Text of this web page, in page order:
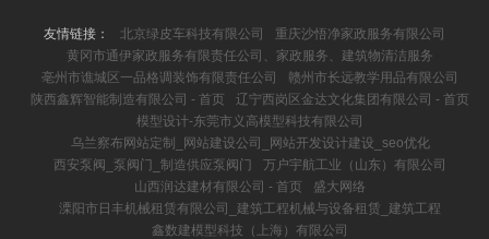
友情链接： 北京绿皮车科技有限公司
重庆沙悟净家政服务有限公司
黄冈市通伊家政服务有限责任公司、家政服务、建筑物清洁服务
亳州市谯城区一品格调装饰有限责任公司
赣州市长远教学用品有限公司
陕西鑫辉智能制造有限公司 - 首页
辽宁西岗区金达文化集团有限公司 - 首页
模型设计-东莞市义高模型科技有限公司
乌兰察布网站定制_网站建设公司_网站开发设计建设_seo优化
西安泵阀_泵阀门_制造供应泵阀门
万户宇航工业（山东）有限公司
山西润达建材有限公司 - 首页
盛大网络
溧阳市日丰机械租赁有限公司_建筑工程机械与设备租赁_建筑工程
鑫数建模型科技（上海）有限公司